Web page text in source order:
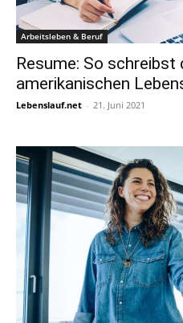
Arbeitsleben & Beruf
Resume: So schreibst
amerikanischen
Lebenslauf.net - 21. Juni 2021